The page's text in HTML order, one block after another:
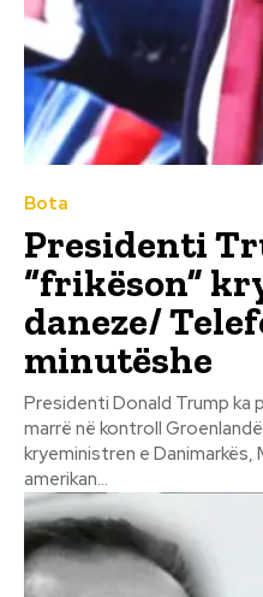
Bota
Presidenti
“frikëson”
daneze/
minutëshe
Presidenti Donald Trump ka
marrë në kontroll
kryeministren e Danimarkës, Mette
amerikan...